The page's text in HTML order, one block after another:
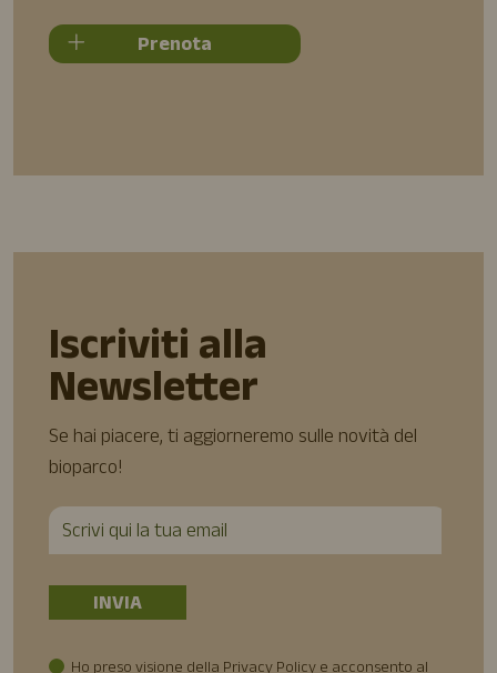
Prenota
Iscriviti alla
Newsletter
Se hai piacere, ti aggiorneremo sulle novità del
bioparco!